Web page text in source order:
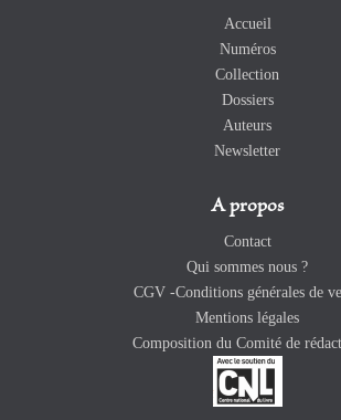
Accueil
Numéros
Collection
Dossiers
Auteurs
Newsletter
A propos
Contact
Qui sommes nous ?
CGV -Conditions générales de
Mentions légales
Composition du Comité de